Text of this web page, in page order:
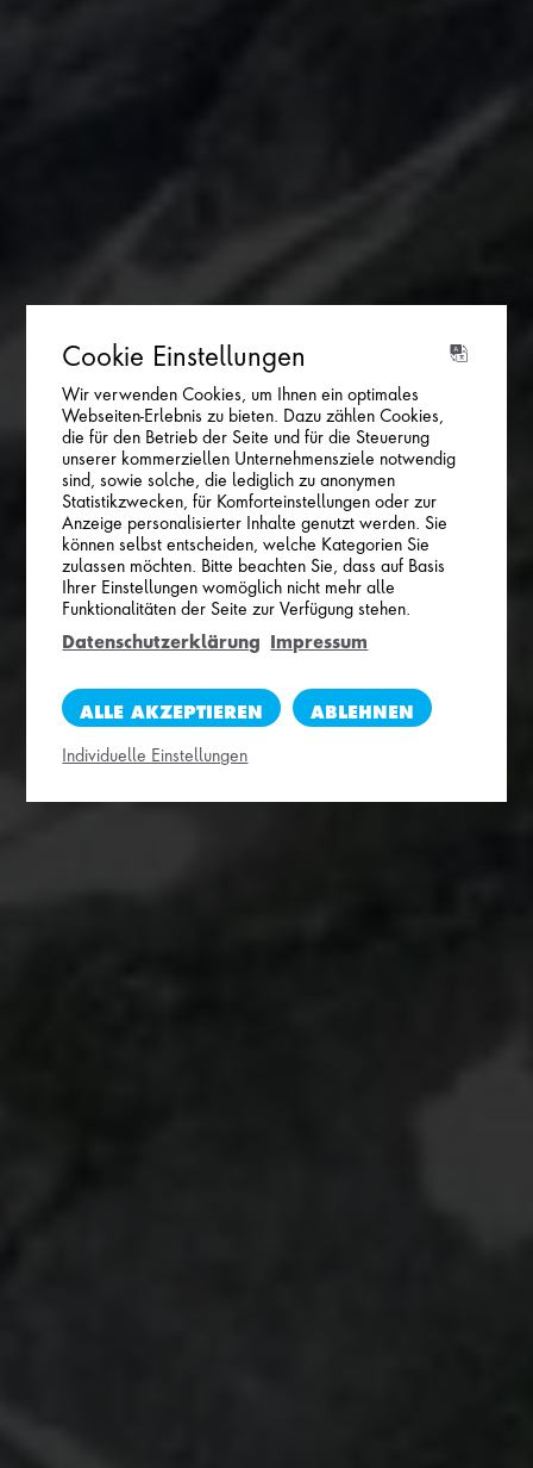
Cookie Einstellungen
Wir verwenden Cookies, um Ihnen ein optimales
Webseiten-Erlebnis zu bieten. Dazu zählen Cookies,
die für den Betrieb der Seite und für die Steuerung
unserer kommerziellen Unternehmensziele notwendig
sind, sowie solche, die lediglich zu anonymen
Statistikzwecken, für Komforteinstellungen oder zur
Anzeige personalisierter Inhalte genutzt werden. Sie
können selbst entscheiden, welche Kategorien Sie
zulassen möchten. Bitte beachten Sie, dass auf Basis
Ihrer Einstellungen womöglich nicht mehr alle
Funktionalitäten der Seite zur Verfügung stehen.
Datenschutzerklärung Impressum
ALLE AKZEPTIEREN ABLEHNEN
Individuelle Einstellungen